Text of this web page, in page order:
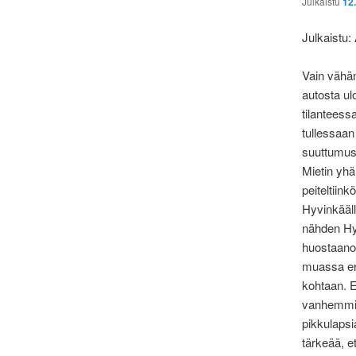
Julkaistu:
Vain
autosta
Mietin
nähden
muassa
kohtaan.
tärkeää,